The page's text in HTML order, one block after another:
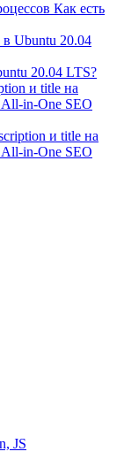
Как есть
Ubuntu 20.04
20.04 LTS?
и title на
All-in-One SEO
и title на
All-in-One SEO
JS